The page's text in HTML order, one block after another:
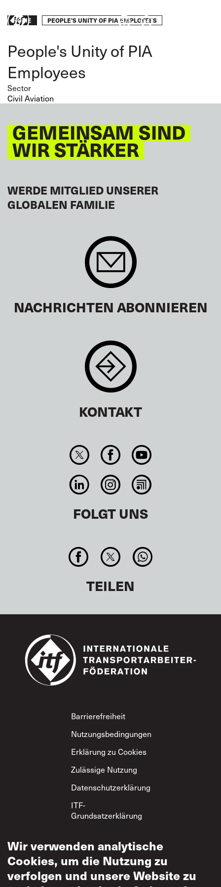
main
Breadcrumb
HOME PEOPLE'S UNITY OF PIA EMPLOYEES
People's Unity of PIA
Employees
Sector
Civil Aviation
GEMEINSAM SIND
WIR STÄRKER
WERDE MITGLIED UNSERER
GLOBALEN FAMILIE
NACHRICHTEN ABONNIEREN
KONTAKT
FOLGT UNS
TEILEN
Footer
Barrierefreiheit
Nutzungsbedingungen
Erklärung zu Cookies
Zulässige Nutzung
Datenschutzerklärung
ITF-
Grundsatzerklärung
Wir verwenden analytische
Cookies, um die Nutzung zu
verfolgen und unsere Website zu